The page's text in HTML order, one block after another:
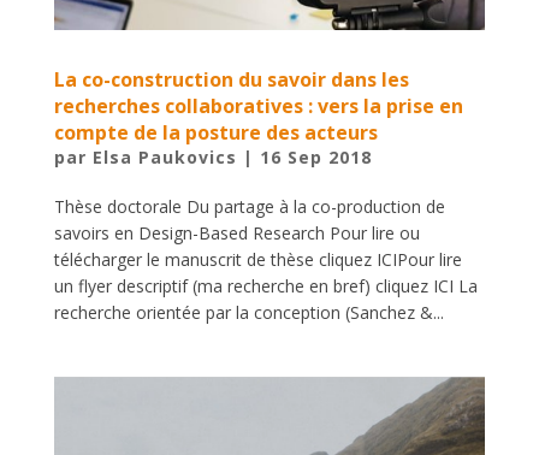
La co-construction du savoir dans les
recherches collaboratives : vers la prise en
compte de la posture des acteurs
par Elsa Paukovics | 16 Sep 2018
Thèse doctorale Du partage à la co-production de
savoirs en Design-Based Research Pour lire ou
télécharger le manuscrit de thèse cliquez ICIPour lire
un flyer descriptif (ma recherche en bref) cliquez ICI La
recherche orientée par la conception (Sanchez &...